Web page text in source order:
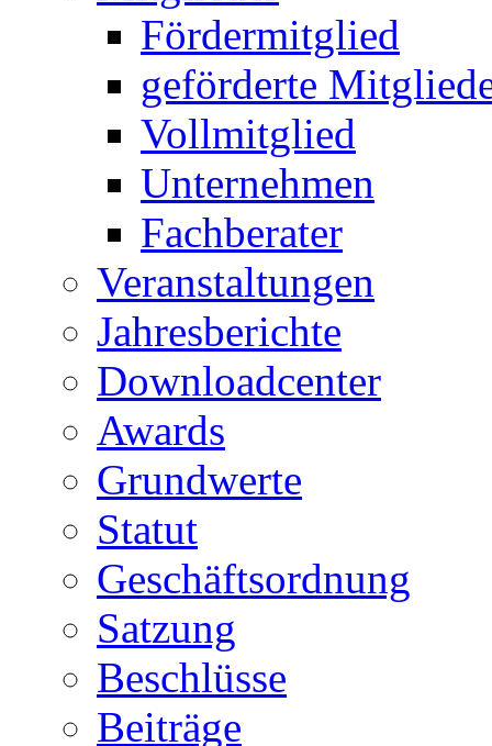
Fördermitglied
geförderte
Vollmitglied
Unternehmen
Fachberater
Veranstaltungen
Jahresberichte
Downloadcenter
Awards
Grundwerte
Statut
Geschäftsordnung
Satzung
Beschlüsse
Beiträge